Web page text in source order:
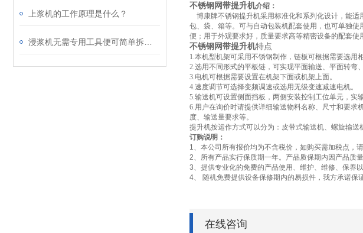
上浆机的工作原理是什么？
不锈钢网带提升机介绍：
博康牌不锈钢提升机采用标准化和系列化设计，能适
包、袋、箱等。可与自动包装机配套使用，也可单独
便；用于外观要求好，质量要求高等精密设备的配套使
不锈钢网带提升机特点
1.本机型机架可采用不锈钢制作，链板可根据需要选用
2.选用不同形式的平板链，可实现平面输送、平面转弯
3.电机可根据需要设置在机架下面或机架上面。
4.速度调节可选择变频调速或选用无级变速减速电机。
5.输送机可设置侧面挡板，两侧安装控制工位单元，实
6.用户在询价时请提供详细输送物料名称、尺寸和要求
度、输送量要求等。
提升机按运作方式可以分为：皮带式输送机、螺旋输
订购说明：
1、本公司所有报价均为不含税价，如购买需加税点，
2、所有产品实行保质期一年。产品质保期内因产品质
3、提供专业化的免费的产品使用、维护、维修、保养
4、 随机免费提供设备保修期内的易损件，我方承诺保
在线咨询